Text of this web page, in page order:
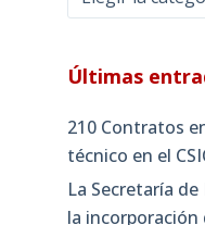
Últimas
210 Contratos
técnico en el
La Secretaría
la